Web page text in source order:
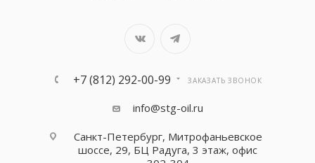
+7 (812) 292-00-99 ЗАКАЗАТЬ ЗВОНОК
info@stg-oil.ru
Санкт-Петербург, Митрофаньевское
шоссе, 29, БЦ Радуга, 3 этаж, офис